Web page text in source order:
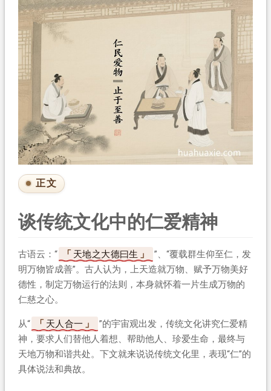
正文
谈传统文化中的仁爱精神
古语云：“ 天地之大德曰生
”、“覆载群生仰至仁，发
明万物皆成善”。古人认为，上天造就万物、赋予万物美好
德性，制定万物运行的法则，本身就怀着一片生成万物的
仁慈之心。
从“ 天人合一
”的宇宙观出发，传统文化讲究仁爱精
神，要求人们替他人着想、帮助他人、珍爱生命，最终与
天地万物和谐共处。下文就来说说传统文化里，表现“仁”的
具体说法和典故。